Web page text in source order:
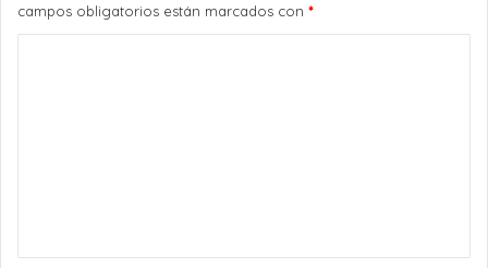
campos obligatorios están marcados con *